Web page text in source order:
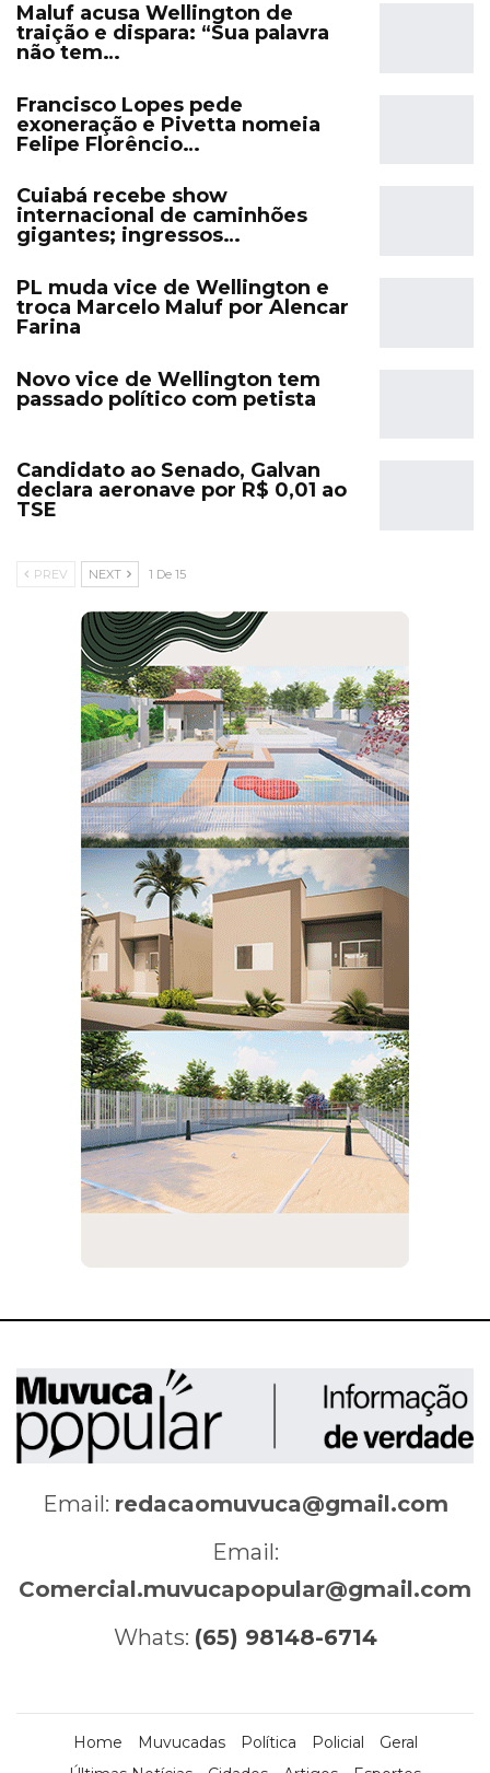
Maluf acusa Wellington de
traição e dispara: “Sua palavra
não tem…
Francisco Lopes pede
exoneração e Pivetta nomeia
Felipe Florêncio…
Cuiabá recebe show
internacional de caminhões
gigantes; ingressos…
PL muda vice de Wellington e
troca Marcelo Maluf por Alencar
Farina
Novo vice de Wellington tem
passado político com petista
Candidato ao Senado, Galvan
declara aeronave por R$ 0,01 ao
TSE
PREV NEXT 1 De 15
Email: redacaomuvuca@gmail.com
Email:
Comercial.muvucapopular@gmail.com
Whats: (65) 98148-6714
Home Muvucadas Política Policial
Geral